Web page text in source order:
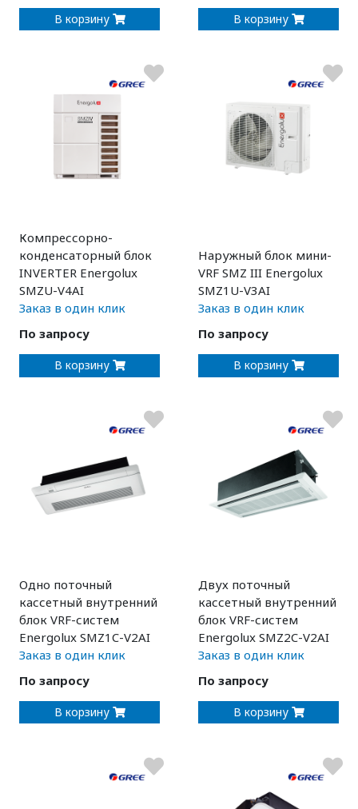
В корзину В корзину
Компрессорно-
конденсаторный блок
INVERTER Energolux
SMZU-V4AI
Заказ в один клик
По запросу
В корзину
Наружный блок мини-
VRF SMZ III Energolux
SMZ1U-V3AI
Заказ в один клик
По запросу
В корзину
Одно поточный
кассетный внутренний
блок VRF-систем
Energolux SMZ1C-V2AI
Заказ в один клик
По запросу
В корзину
Двух поточный
кассетный внутренний
блок VRF-систем
Energolux SMZ2C-V2AI
Заказ в один клик
По запросу
В корзину